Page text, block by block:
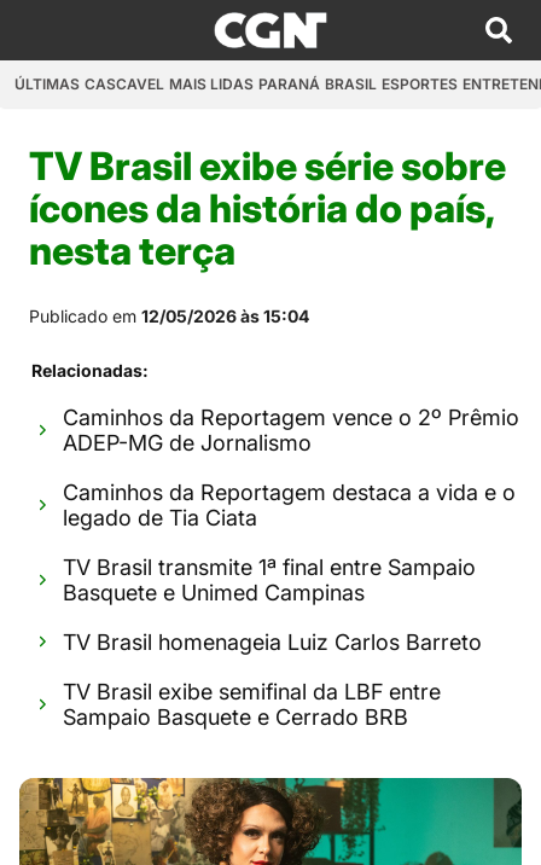
ÚLTIMAS CASCAVEL MAIS LIDAS PARANÁ BRASIL ESPORTES
TV Brasil exibe série sobre
ícones da história do país,
nesta terça
Publicado em 12/05/2026 às 15:04
Relacionadas:
Caminhos da Reportagem vence o 2º Prêmio
ADEP-MG de Jornalismo
Caminhos da Reportagem destaca a vida e o
legado de Tia Ciata
TV Brasil transmite 1ª final entre Sampaio
Basquete e Unimed Campinas
TV Brasil homenageia Luiz Carlos Barreto
TV Brasil exibe semifinal da LBF entre
Sampaio Basquete e Cerrado BRB